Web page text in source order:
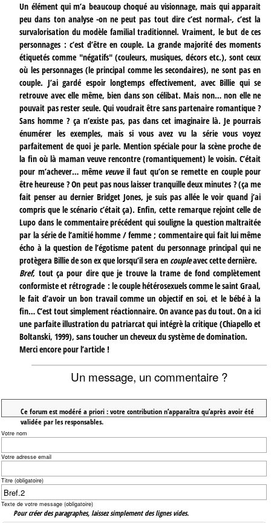
Un élément qui m’a beaucoup choqué au visionnage, mais qui apparait
peu dans ton analyse -on ne peut pas tout dire c’est normal-, c’est la
survalorisation du modèle familial traditionnel. Vraiment, le but de ces
personnages : c’est d’être en couple. La grande majorité des moments
étiquetés comme "négatifs" (couleurs, musiques, décors etc.), sont ceux
où les personnages (le principal comme les secondaires), ne sont pas en
couple. J’ai gardé espoir longtemps effectivement, avec Billie qui se
retrouve avec elle même, bien dans son célibat. Mais non… non elle ne
pouvait pas rester seule. Qui voudrait être sans partenaire romantique ?
Sans homme ? ça n’existe pas, pas dans cet imaginaire là. Je pourrais
énumérer les exemples, mais si vous avez vu la série vous voyez
parfaitement de quoi je parle. Mention spéciale pour la scène proche de
la fin où là maman veuve rencontre (romantiquement) le voisin. C’était
pour m’achever… même veuveil faut qu’on se remette en couple pour
être heureuse ? On peut pas nous laisser tranquille deux minutes ? (ça me
fait penser au dernier Bridget Jones, je suis pas allée le voir quand j’ai
compris que le scénario c’était ça). Enfin, cette remarque rejoint celle de
Lupo dans le commentaire précédent qui souligne la question maltraitée
par la série de l’amitié homme / femme ; commentaire qui fait lui même
écho à la question de l’égotisme patent du personnage principal qui ne
protègera Billie de son ex que lorsqu’il sera en coupleavec cette dernière.
Bref, tout ça pour dire que je trouve la trame de fond complètement
conformiste et rétrograde : le couple hétérosexuels comme le saint Graal,
le fait d’avoir un bon travail comme un objectif en soi, et le bébé à la
fin… C’est tout simplement réactionnaire. On avance pas du tout. On a ici
une parfaite illustration du patriarcat qui intégrè la critique (Chiapello et
Boltanski, 1999), sans toucher un cheveux du système de domination.
Merci encore pour l’article !
Un message, un commentaire ?
Ce forum est modéré a priori : votre contribution n’apparaîtra qu’après avoir été
validée par les responsables.
Votre nom
Votre adresse email
Titre (obligatoire)
Texte de votre message (obligatoire)
Pour créer des paragraphes, laissez simplement des lignes vides.